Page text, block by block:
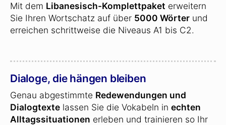
Mit dem Libanesisch-Komplettpaket erweitern
Sie Ihren Wortschatz auf über 5000 Wörter und
erreichen schrittweise die Niveaus A1 bis C2.
Dialoge, die hängen bleiben
Genau abgestimmte Redewendungen und
Dialogtexte lassen Sie die Vokabeln in echten
Alltagssituationen erleben und trainieren so Ihr